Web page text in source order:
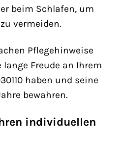
beim Schlafen, um
vermeiden.
Pflegehinweise
lange Freude an Ihrem
haben und seine
bewahren.
individuellen